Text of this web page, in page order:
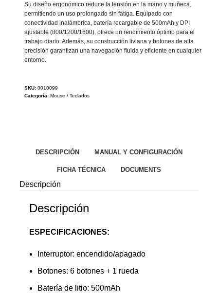
Su diseño ergonómico reduce la tensión en la mano y muñeca,
permitiendo un uso prolongado sin fatiga. Equipado con
conectividad inalámbrica, batería recargable de 500mAh y DPI
ajustable (800/1200/1600), ofrece un rendimiento óptimo para el
trabajo diario. Además, su construcción liviana y botones de alta
precisión garantizan una navegación fluida y eficiente en cualquier
entorno.
SKU: 0010099
Categoría: Mouse / Teclados
DESCRIPCIÓN MANUAL Y CONFIGURACIÓN
FICHA TÉCNICA DOCUMENTS
Descripción
Descripción
ESPECIFICACIONES:
Interruptor: encendido/apagado
Botones: 6 botones + 1 rueda
Batería de litio: 500mAh